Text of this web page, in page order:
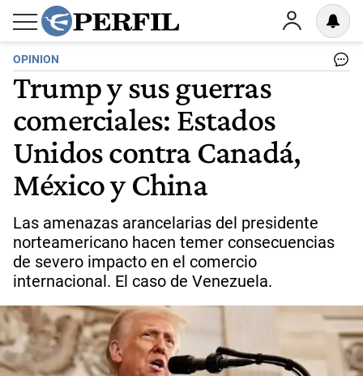
OPINION
Trump y sus guerras
comerciales: Estados
Unidos contra Canadá,
México y China
Las amenazas arancelarias del presidente
norteamericano hacen temer consecuencias
de severo impacto en el comercio
internacional. El caso de Venezuela.